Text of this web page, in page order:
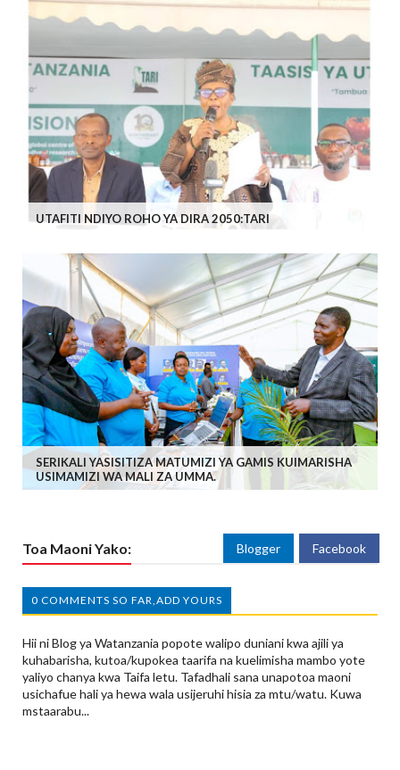
UTAFITI NDIYO ROHO YA DIRA 2050:TARI
SERIKALI YASISITIZA MATUMIZI YA GAMIS KUIMARISHA
USIMAMIZI WA MALI ZA UMMA.
Toa Maoni Yako: Blogger Facebook
0 COMMENTS SO FAR,ADD YOURS
Hii ni Blog ya Watanzania popote walipo duniani kwa ajili ya
kuhabarisha, kutoa/kupokea taarifa na kuelimisha mambo yote
yaliyo chanya kwa Taifa letu. Tafadhali sana unapotoa maoni
usichafue hali ya hewa wala usijeruhi hisia za mtu/watu. Kuwa
mstaarabu...